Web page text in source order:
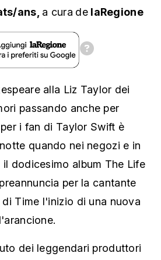
ans, a cura de laRegione
alla Liz Taylor dei
passando anche per
i fan di Taylor Swift è
quando nei negozi e in
dodicesimo album The Life
per la cantante
Time l'inizio di una nuova
dei leggendari produttori